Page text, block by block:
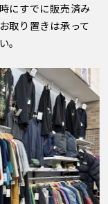
にすでに販売済み
取り置きは承って
。